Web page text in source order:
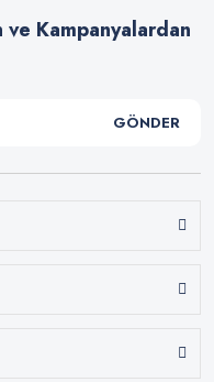
ve Kampanyalardan
GÖNDER